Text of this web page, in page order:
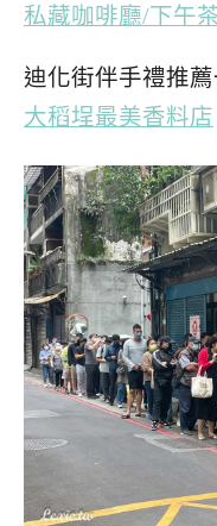
私藏咖啡廳/下午
迪化街伴手禮推
大稻埕最美香料店